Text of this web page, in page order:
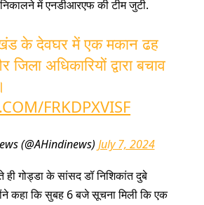
में एनडीआरएफ की टीम जुटी.
के देवघर में एक मकान ढह
अधिकारियों द्वारा बचाव
FRKDPXVISF
(@AHindinews) July 7, 2024
गोड्डा के सांसद डॉ निशिकांत दुबे
कहा कि सुबह 6 बजे सूचना मिली कि एक